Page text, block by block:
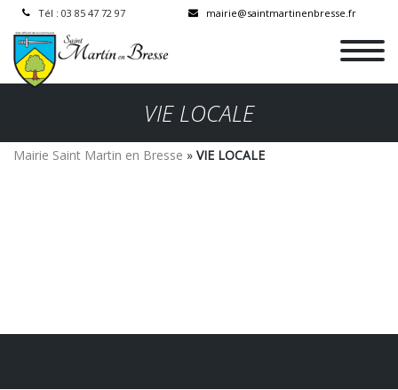
Tél : 03 85 47 72 97 mairie@saintmartinenbresse.fr
VIE LOCALE
Mairie Saint Martin en Bresse » VIE LOCALE